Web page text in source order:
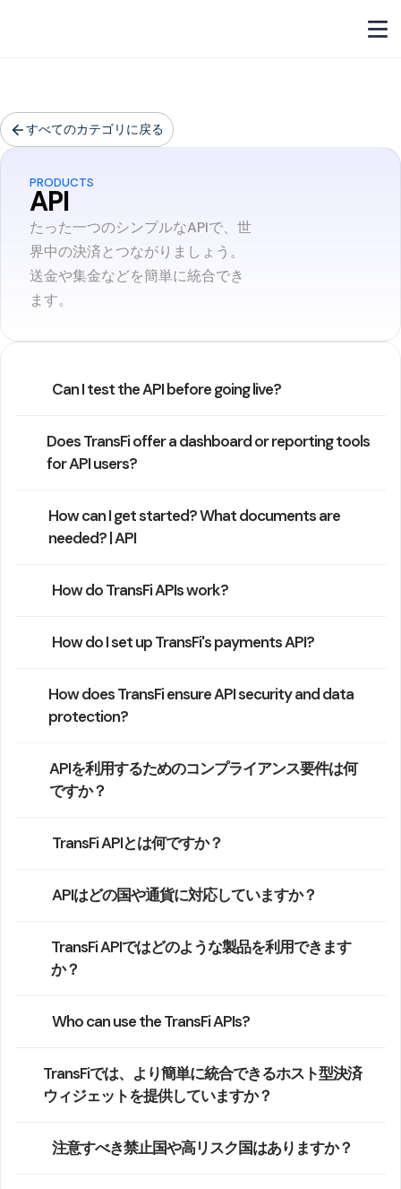
すべてのカテゴリに戻る
PRODUCTS
API
たった一つのシンプルなAPIで、世
界中の決済とつながりましょう。
送金や集金などを簡単に統合でき
ます。
Can I test the API before going live?
Does TransFi offer a dashboard or reporting tools
for API users?
How can I get started? What documents are
needed? | API
How do TransFi APIs work?
How do I set up TransFi's payments API?
How does TransFi ensure API security and data
protection?
APIを利用するためのコンプライアンス要件は何
ですか？
TransFi APIとは何ですか？
APIはどの国や通貨に対応していますか？
TransFi APIではどのような製品を利用できます
か？
Who can use the TransFi APIs?
TransFiでは、より簡単に統合できるホスト型決済
ウィジェットを提供していますか？
注意すべき禁止国や高リスク国はありますか？